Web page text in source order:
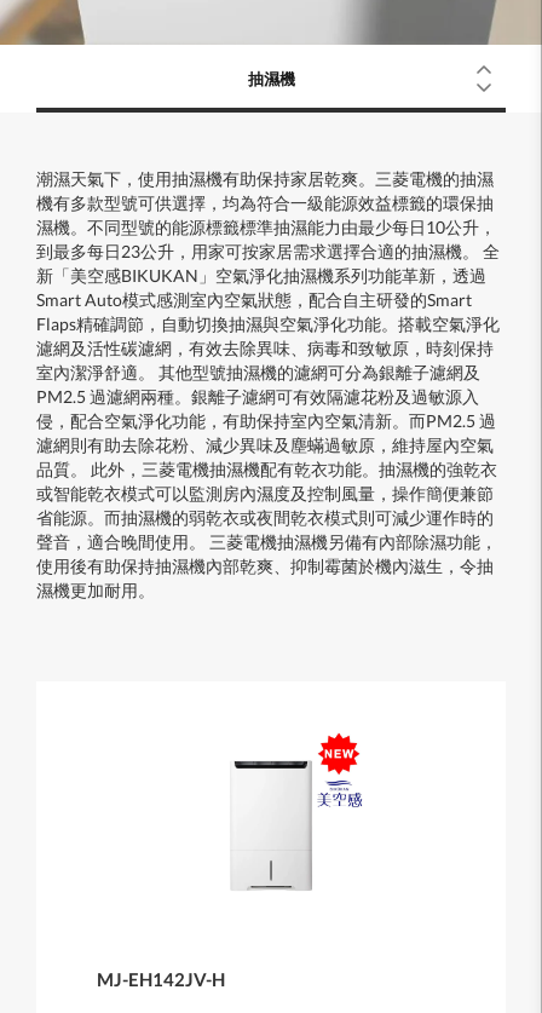
抽濕機
潮濕天氣下，使用抽濕機有助保持家居乾爽。三菱電機的抽濕
機有多款型號可供選擇，均為符合一級能源效益標籤的環保抽
濕機。不同型號的能源標籤標準抽濕能力由最少每日10公升，
到最多每日23公升，用家可按家居需求選擇合適的抽濕機。 全
新「美空感BIKUKAN」空氣淨化抽濕機系列功能革新，透過
Smart Auto模式感測室內空氣狀態，配合自主研發的Smart
Flaps精確調節，自動切換抽濕與空氣淨化功能。搭載空氣淨化
濾網及活性碳濾網，有效去除異味、病毒和致敏原，時刻保持
室內潔淨舒適。 其他型號抽濕機的濾網可分為銀離子濾網及
PM2.5 過濾網兩種。銀離子濾網可有效隔濾花粉及過敏源入
侵，配合空氣淨化功能，有助保持室內空氣清新。而PM2.5 過
濾網則有助去除花粉、減少異味及塵蟎過敏原，維持屋內空氣
品質。 此外，三菱電機抽濕機配有乾衣功能。抽濕機的強乾衣
或智能乾衣模式可以監測房內濕度及控制風量，操作簡便兼節
省能源。而抽濕機的弱乾衣或夜間乾衣模式則可減少運作時的
聲音，適合晚間使用。 三菱電機抽濕機另備有內部除濕功能，
使用後有助保持抽濕機內部乾爽、抑制霉菌於機內滋生，令抽
濕機更加耐用。
MJ-EH142JV-H